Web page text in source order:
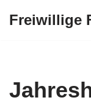
Freiwillige